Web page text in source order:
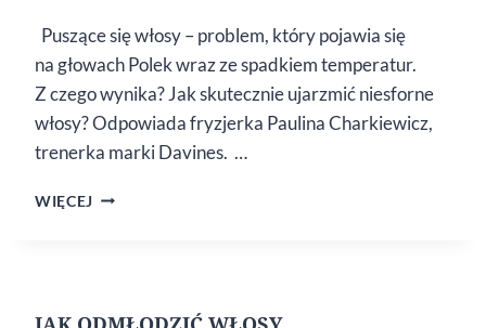
Puszące się włosy – problem, który pojawia się
na głowach Polek wraz ze spadkiem temperatur.
Z czego wynika? Jak skutecznie ujarzmić niesforne
włosy? Odpowiada fryzjerka Paulina Charkiewicz,
trenerka marki Davines. …
WIĘCEJ DLACZEGO